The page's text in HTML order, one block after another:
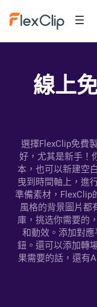
線上
選擇FlexClip免費
好，尤其是新手！
本，也可以新建空
曳到時間軸上，進
準備素材，FlexClip
風格的背景圖片都
庫，挑选你需要的
和動效。添加對
鈕。還可以添加轉
果需要的話，還有